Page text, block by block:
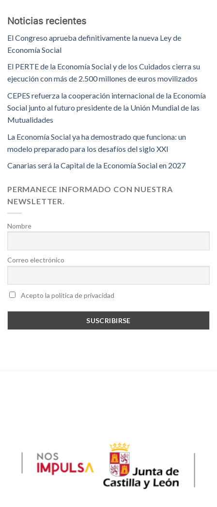
Noticias recientes
El Congreso aprueba definitivamente la nueva Ley de
Economía Social
El PERTE de la Economía Social y de los Cuidados cierra su
ejecución con más de 2.500 millones de euros movilizados
CEPES refuerza la cooperación internacional de la Economía
Social junto al futuro presidente de la Unión Mundial de las
Mutualidades
La Economía Social ya ha demostrado que funciona: un
modelo preparado para los desafíos del siglo XXI
Canarias será la Capital de la Economía Social en 2027
PERMANECE INFORMADO CON NUESTRA
NEWSLETTER.
Nombre
Correo electrónico
Acepto la política de privacidad